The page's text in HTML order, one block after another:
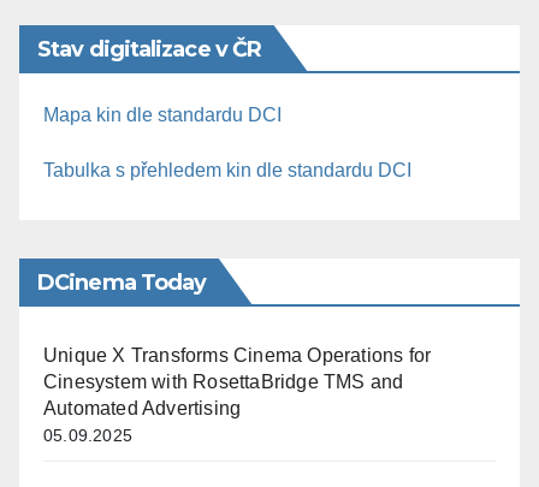
Stav digitalizace v ČR
Mapa kin dle standardu DCI
Tabulka s přehledem kin dle standardu DCI
DCinema Today
Unique X Transforms Cinema Operations for
Cinesystem with RosettaBridge TMS and
Automated Advertising
05.09.2025